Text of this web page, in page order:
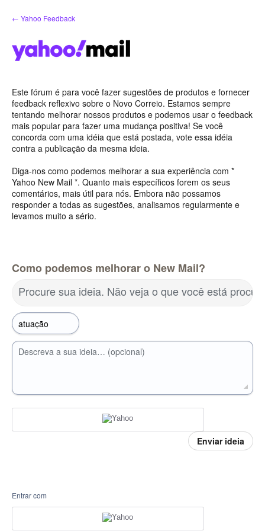
para
conteúdo
← Yahoo Feedback
Este fórum é para você fazer sugestões de produtos e fornecer
feedback reflexivo sobre o Novo Correio. Estamos sempre
tentando melhorar nossos produtos e podemos usar o feedback
mais popular para fazer uma mudança positiva! Se você
concorda com uma idéia que está postada, vote essa idéia
contra a publicação da mesma ideia.
Diga-nos como podemos melhorar a sua experiência com *
Yahoo New Mail *. Quanto mais específicos forem os seus
comentários, mais útil para nós. Embora não possamos
responder a todas as sugestões, analisamos regularmente e
levamos muito a sério.
Como podemos melhorar o New Mail?
Procure sua ideia. Não veja o que você está
Descreva a sua ideia… (opcional)
Enviar ideia
Entrar com